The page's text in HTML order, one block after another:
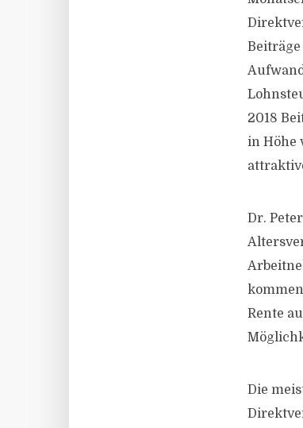
2018
in Höhe
Dr.
Rente
Die